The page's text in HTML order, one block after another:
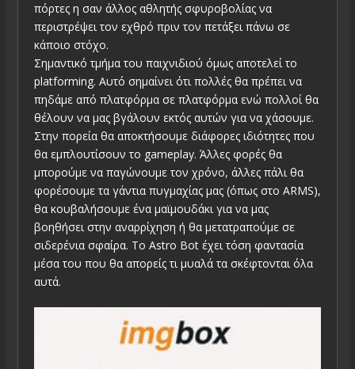
πόρτες η σαν άλλος αθλητής σφυροβολίας να
περιστρέψει τον εχθρό πριν τον πετάξει πάνω σε
κάποιο στόχο.
Σημαντικό τμήμα του παιχνιδιού όμως αποτελεί το
platforming. Αυτό σημαίνει ότι πολλές θα πρέπει να
πηδάμε από πλατφόρμα σε πλατφόρμα ενώ πολλοί θα
θέλουν να μας βγάλουν εκτός αυτών για να χάσουμε.
Στην πορεία θα αποκτήσουμε διάφορες ιδιότητες που
θα εμπλουτίσουν το gameplay. Άλλες φορές θα
μπορούμε να παγώνουμε τον χρόνο, άλλες πάλι θα
φορέσουμε τα γάντια πυγμαχίας μας (όπως στο ARMS),
θα κουβαλήσουμε ένα μαϊμουδάκι για να μας
βοηθήσει στην αναρρίχηση ή θα μετατραπούμε σε
σιδερένια σφαίρα. Το Astro Bot έχει τόση φαντασία
μέσα του που θα απορείς τι μυαλά τα σκέφτονται όλα
αυτά.